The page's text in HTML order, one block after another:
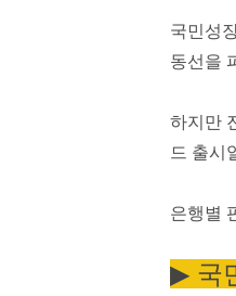
국민성
동선을
하지만
드 출시
은행별
▶︎ 국